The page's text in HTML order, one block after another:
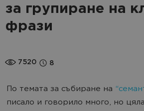
за групиране на
фрази
7520 8
По темата за събиране на
писало и говорило много, но